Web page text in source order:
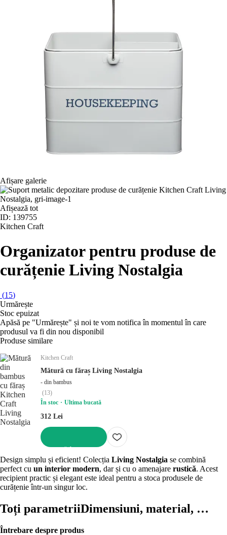
Afișare galerie
Afișează tot
ID: 139755
Kitchen Craft
Organizator pentru produse de
curățenie Living Nostalgia
(15)
Urmărește
Stoc epuizat
Apăsă pe "Urmărește" și noi te vom notifica în momentul în care
produsul va fi din nou disponibil
Produse similare
Kitchen Craft
Mătură cu făraș Living Nostalgia
- din bambus
(13)
În stoc
Ultima bucată
312 Lei
Design simplu și eficient! Colecția Living Nostalgia se combină
perfect cu un interior modern, dar și cu o amenajare rustică. Acest
recipient practic și elegant este ideal pentru a stoca produsele de
curățenie într-un singur loc.
Toți parametriiDimensiuni, material, …
Întrebare despre produs